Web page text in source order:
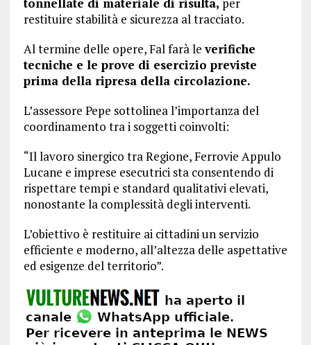
restituire stabilità e sicurezza al tracciato.
Al termine delle opere, Fal farà leverifiche
tecniche e le prove di esercizio previste
prima della ripresa della circolazione.
L’assessore Pepe sottolinea l’importanza del
coordinamento tra i soggetti coinvolti:
“Il lavoro sinergico tra Regione, Ferrovie Appulo
Lucane e imprese esecutrici sta consentendo di
rispettare tempi e standard qualitativi elevati,
nonostante la complessità degli interventi.
L’obiettivo è restituire ai cittadini un servizio
efficiente e moderno, all’altezza delle aspettative
ed esigenze del territorio”.